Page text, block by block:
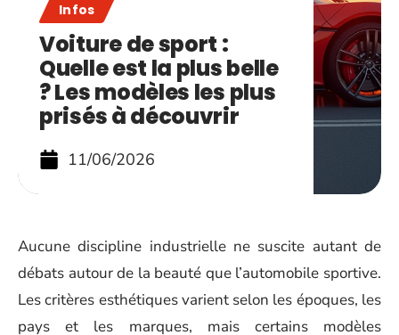
Infos
Voiture de sport :
Quelle est la plus belle
? Les modèles les plus
prisés à découvrir
11/06/2026
Aucune discipline industrielle ne suscite autant de
débats autour de la beauté que l’automobile sportive.
Les critères esthétiques varient selon les époques, les
pays et les marques, mais certains modèles